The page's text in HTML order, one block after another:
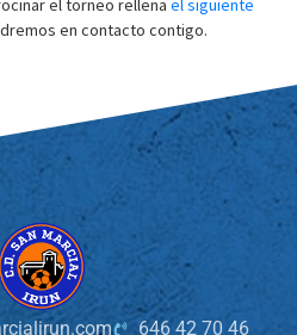
el torneo rellena el siguiente
en contacto contigo.
646 42 70 46